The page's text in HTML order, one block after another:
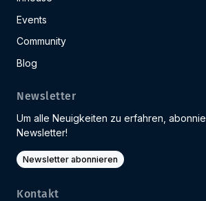
Events
Community
Blog
Newsletter
Um alle Neuigkeiten zu erfahren,
Newsletter!
Newsletter abonnieren
Kontakt